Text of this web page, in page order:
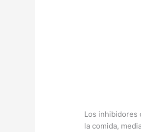
Los inhibidores
la comida,